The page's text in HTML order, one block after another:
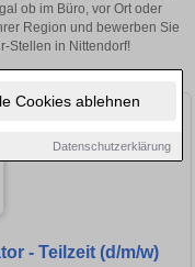
Cookies ablehnen
Datenschutzerklärung
ob im Büro, vor Ort oder
Region und bewerben Sie
Stellen in Nittendorf!
- Teilzeit (d/m/w)